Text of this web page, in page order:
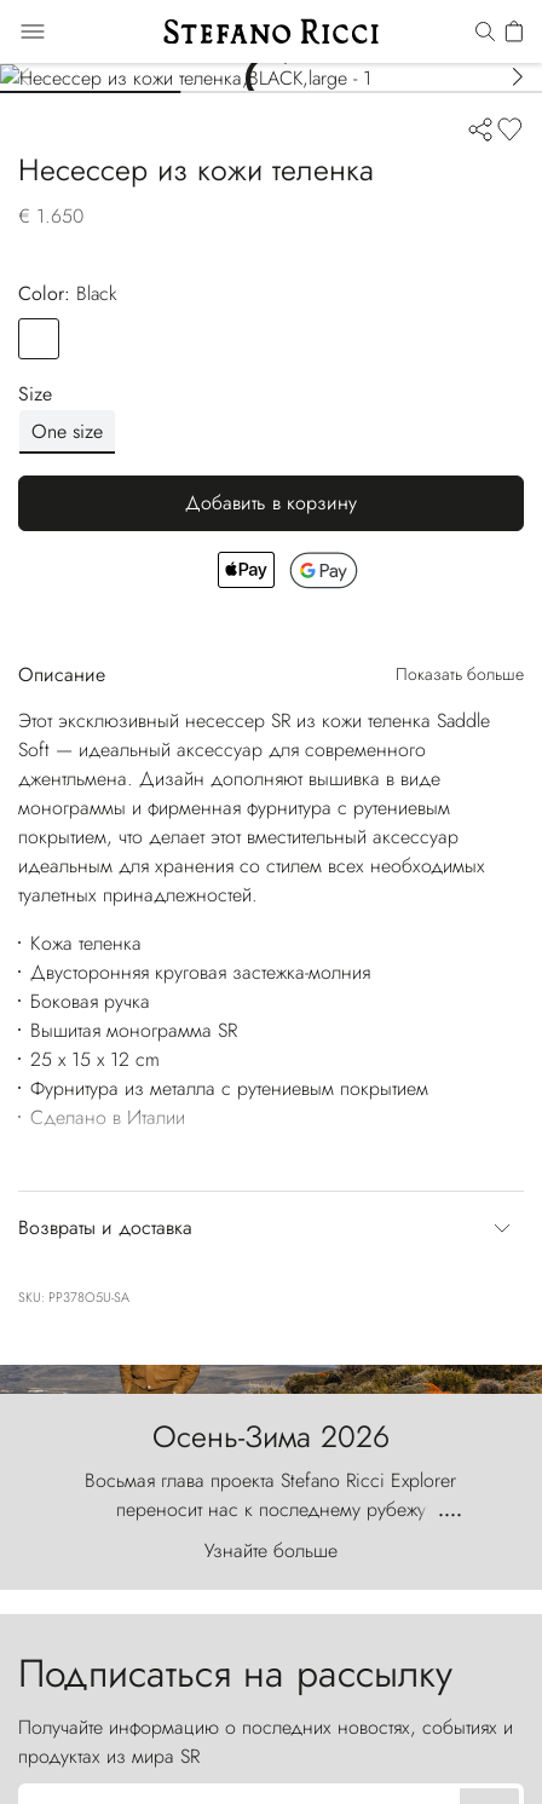
Несессер из кожи теленка
€ 1.650
Color:
black
Size
One size
Добавить в корзину
Описание Показать больше
Этот эксклюзивный несессер SR из кожи теленка Saddle
Soft — идеальный аксессуар для современного
джентльмена. Дизайн дополняют вышивка в виде
монограммы и фирменная фурнитура с рутениевым
покрытием, что делает этот вместительный аксессуар
идеальным для хранения со стилем всех необходимых
туалетных принадлежностей.
Кожа теленка
Двусторонняя круговая застежка-молния
Боковая ручка
Вышитая монограмма SR
25 x 15 x 12 cm
Фурнитура из металла с рутениевым покрытием
Сделано в Италии
Возвраты и доставка
SKU: PP378O5U-SA
Осень-Зима 2026
Восьмая глава проекта Stefano Ricci Explorer
переносит нас к последнему рубежу
первозданного мира, где ветер с
первобытной яростью ваяет ландшафт, а пики
Торрес-дель-Пайне, словно каменные стражи,
....
Узнайте больше
Подписаться на рассылку
Получайте информацию о последних новостях, событиях и
продуктах из мира SR